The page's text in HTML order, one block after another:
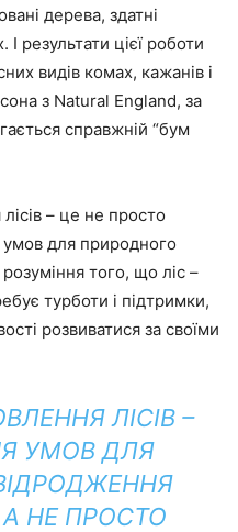
дерева, здатні
результати цієї роботи
видів комах, кажанів і
з Natural England, за
справжній “бум
– це не просто
для природного
того, що ліс –
турботи і підтримки,
розвиватися за своїми
ЛІСІВ –
УМОВ ДЛЯ
НЕ ПРОСТО